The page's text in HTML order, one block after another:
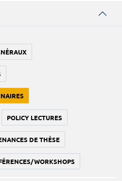
POLICY LECTURES
DE THÈSE
WORKSHOPS